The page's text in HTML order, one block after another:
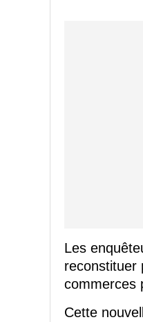
Les
reconstituer
commerces
Cette